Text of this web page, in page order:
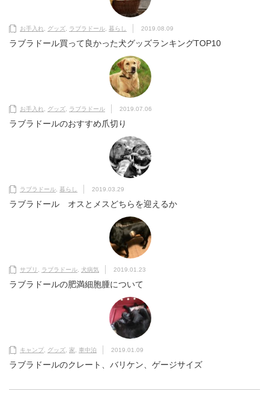
お手入れ グッズ ラブラドール 暮らし 2019.08.09
ラブラドール買って良かった犬グッズランキングTOP10
お手入れ グッズ ラブラドール 2019.07.06
ラブラドールのおすすめ爪切り
ラブラドール 暮らし 2019.03.29
ラブラドール オスとメスどちらを迎えるか
サプリ ラブラドール 犬病気 2019.01.23
ラブラドールの肥満細胞腫について
キャンプ グッズ 家 車中泊 2019.01.09
ラブラドールのクレート、バリケン、ゲージサイズ